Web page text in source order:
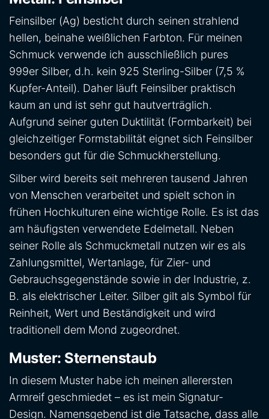
Feinsilber (Ag) besticht durch seinen strahlend
hellen, beinahe weißlichen Farbton. Für meinen
Schmuck verwende ich ausschließlich pures
999er Silber, d.h. kein 925 Sterling-Silber (7,5 %
Kupfer-Anteil). Daher läuft Feinsilber praktisch
kaum an und ist sehr gut hautverträglich.
Aufgrund seiner guten Duktilität (Formbarkeit) bei
gleichzeitiger Formstabilität eignet sich Feinsilber
besonders gut für die Schmuckherstellung.
Silber wird bereits seit mehreren tausend Jahren
von Menschen verarbeitet und spielt schon in
frühen Hochkulturen eine wichtige Rolle. Es ist das
am häufigsten verwendete Edelmetall. Neben
seiner Rolle als Schmuckmetall nutzen wir es als
Zahlungsmittel, Wertanlage, für Zier- und
Gebrauchsgegenstände sowie in der Industrie, z.
B. als elektrischer Leiter. Silber gilt als Symbol für
Reinheit, Wert und Beständigkeit und wird
traditionell dem Mond zugeordnet.
Muster: Sternenstaub
In diesem Muster habe ich meinen allerersten
Armreif geschmiedet – es ist mein Signatur-
Design. Namensgebend ist die Tatsache, dass alle